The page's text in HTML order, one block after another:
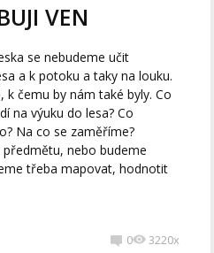
VEN
se nebudeme učit
a k potoku a taky na louku.
k čemu by nám také byly. Co
na výuku do lesa? Co
Na co se zaměříme?
nebo budeme
třeba mapovat, hodnotit
0 3220x